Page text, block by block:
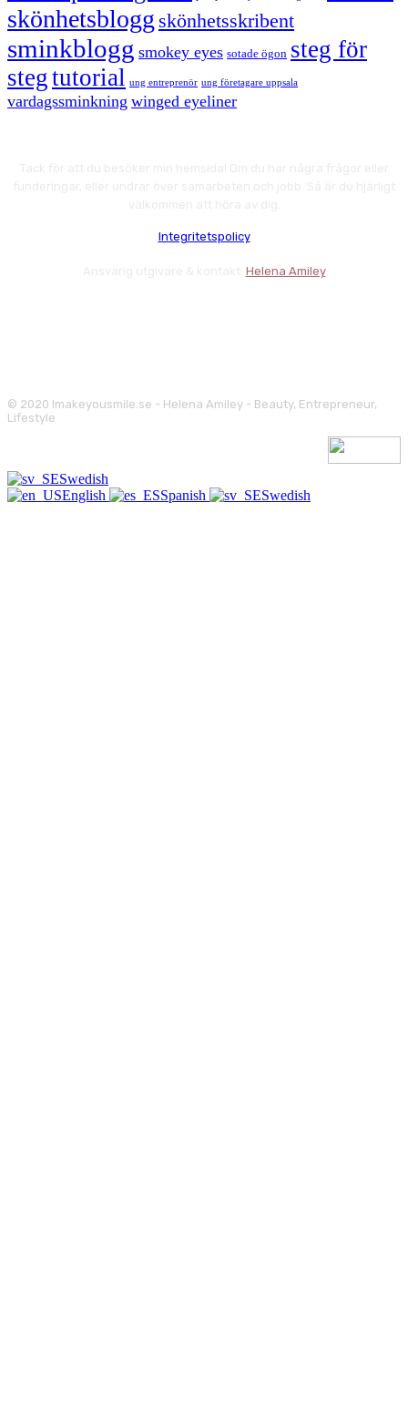
skönhetsblogg skönhetsskribent
sminkblogg smokey eyes sotade ögon steg för
stegtutorial ung entreprenör ung företagare uppsala
vardagssminkning winged eyeliner
Integritetspolicy
Helena Amiley
© 2020 Imakeyousmile.se - Helena Amiley - Beauty, Entrepreneur,
Lifestyle
Swedish
English
Spanish Swedish